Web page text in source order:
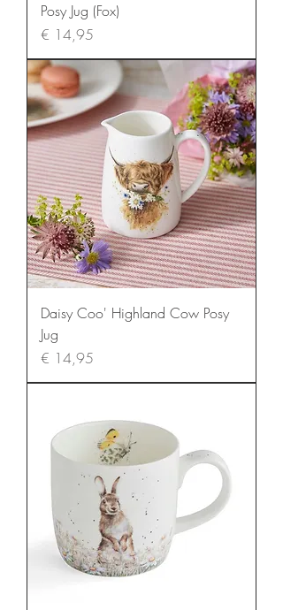
Posy Jug (Fox)
Prijs
€ 14,95
Daisy Coo' Highland Cow Posy
Jug
Prijs
€ 14,95